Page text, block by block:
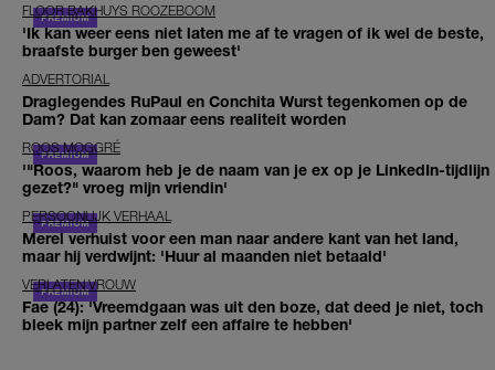
FLOOR BAKHUYS ROOZEBOOM
'Ik kan weer eens niet laten me af te vragen of ik wel de beste,
braafste burger ben geweest'
ADVERTORIAL
Draglegendes RuPaul en Conchita Wurst tegenkomen op de
Dam? Dat kan zomaar eens realiteit worden
ROOS MOGGRÉ
'"Roos, waarom heb je de naam van je ex op je LinkedIn-tijdlijn
gezet?" vroeg mijn vriendin'
PERSOONLIJK VERHAAL
Merel verhuist voor een man naar andere kant van het land,
maar hij verdwijnt: 'Huur al maanden niet betaald'
VERLATEN VROUW
Fae (24): 'Vreemdgaan was uit den boze, dat deed je niet, toch
bleek mijn partner zelf een affaire te hebben'